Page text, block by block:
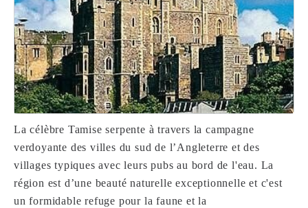
La célèbre Tamise serpente à travers la campagne
verdoyante des villes du sud de l’Angleterre et des
villages typiques avec leurs pubs au bord de l'eau. La
région est d’une beauté naturelle exceptionnelle et c'est
un formidable refuge pour la faune et la